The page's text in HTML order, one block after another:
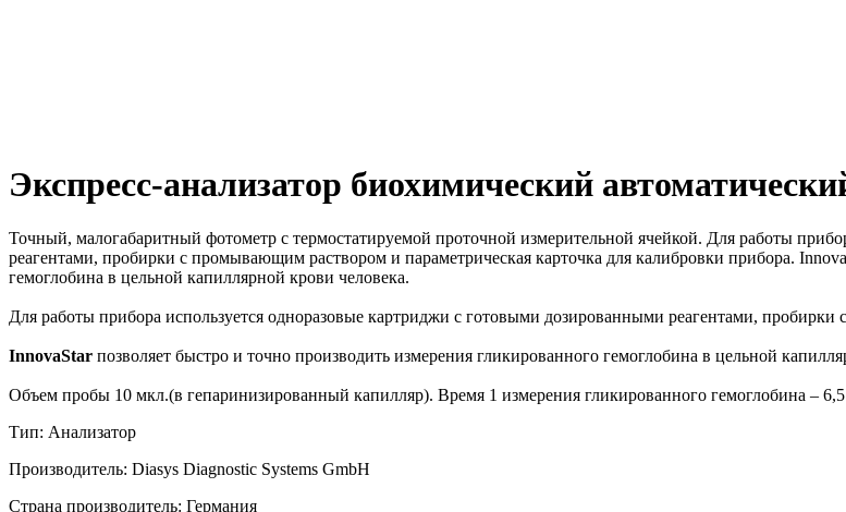
Экспресс-анализатор биохимический
Точный, малогабаритный фотометр с термостатируемой проточной измерительной ячейкой. Для работы
реагентами, пробирки с промывающим раствором и параметрическая карточка для калибровки прибора.
гемоглобина в цельной капиллярной крови человека.
Для работы прибора используется одноразовые картриджи с готовыми дозированными реагентами,
InnovaStar позволяет быстро и точно производить измерения гликированного гемоглобина в цельной
Объем пробы 10 мкл.(в гепаринизированный капилляр). Время 1 измерения гликированного гемоглобина –
Тип: Анализатор
Производитель: Diasys Diagnostic Systems GmbH
Страна производитель: Германия